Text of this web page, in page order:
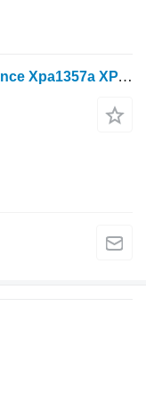
ContiTech Correa Dentada Vx Advance Xpa1357a XPA1357A polea